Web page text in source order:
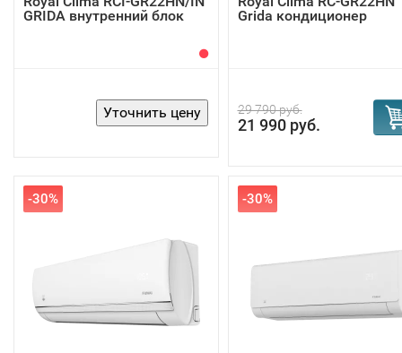
GRIDA внутренний блок
Grida кондиционер
29 790 руб.
21 990 руб.
-30% -30%